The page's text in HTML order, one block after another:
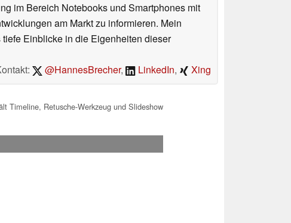
im Bereich Notebooks und Smartphones mit
am Markt zu informieren. Mein
Einblicke in die Eigenheiten dieser
@HannesBrecher, LinkedIn, Xing
Timeline, Retusche-Werkzeug und Slideshow